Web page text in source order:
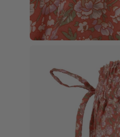
dell'immagine